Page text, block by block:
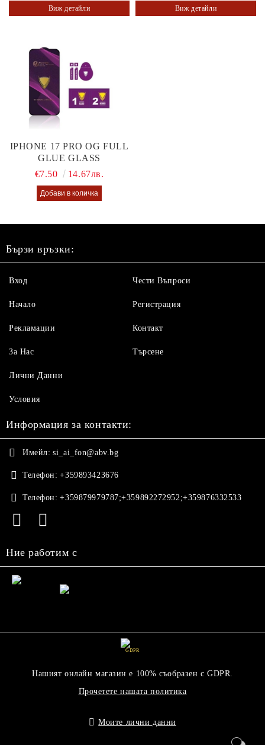
Виж детайли Виж детайли
IPHONE 17 PRO OG FULL
GLUE GLASS
€7.50
14.67лв.
Бързи връзки:
Вход
Начало
Рекламации
За Нас
Чести Въпроси
Регистрация
Контакт
Търсене
Лични Данни
Условия
Информация за контакти:
Имейл: si_ai_fon@abv.bg
Телефон: +359893423676
Телефон: +359879979787;+359892272952;+359876332533
Ние работим с
GDPR
Нашият онлайн магазин е 100% съобразен с GDPR.
Прочетете нашата политика
Моите лични данни